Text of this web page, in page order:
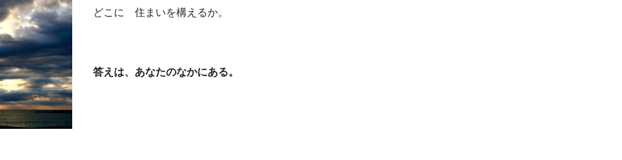
どこに 住まいを構えるか。
答えは、あなたのなかにある。